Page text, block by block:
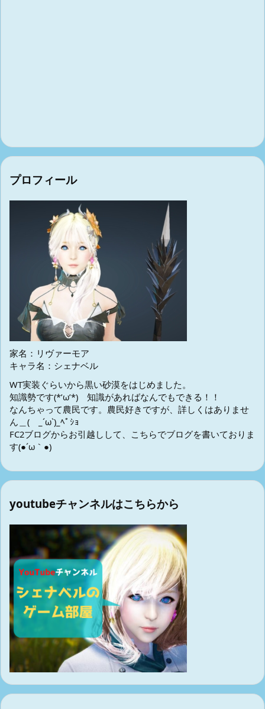
プロフィール
家名：リヴァーモア
キャラ名：シェナベル
WT実装ぐらいから黒い砂漠をはじめました。
知識勢です(*’ω’*) 知識があればなんでもできる！！
なんちゃって農民です。農民好きですが、詳しくはありませ
ん＿( _´ω`)_ﾍﾟｼｮ
FC2ブログからお引越しして、こちらでブログを書いておりま
す(●´ω｀●)
youtubeチャンネルはこちらから